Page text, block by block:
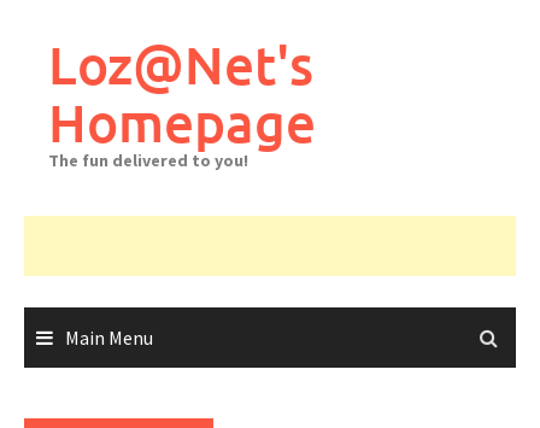
Loz@Net's
Homepage
The fun delivered to you!
Main Menu